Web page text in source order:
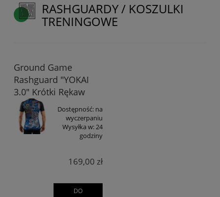
RASHGUARDY / KOSZULKI
TRENINGOWE
Ground Game
Rashguard "YOKAI
3.0" Krótki Rękaw
Dostępność: na
wyczerpaniu
Wysyłka w:24
godziny
169,00 zł
DO